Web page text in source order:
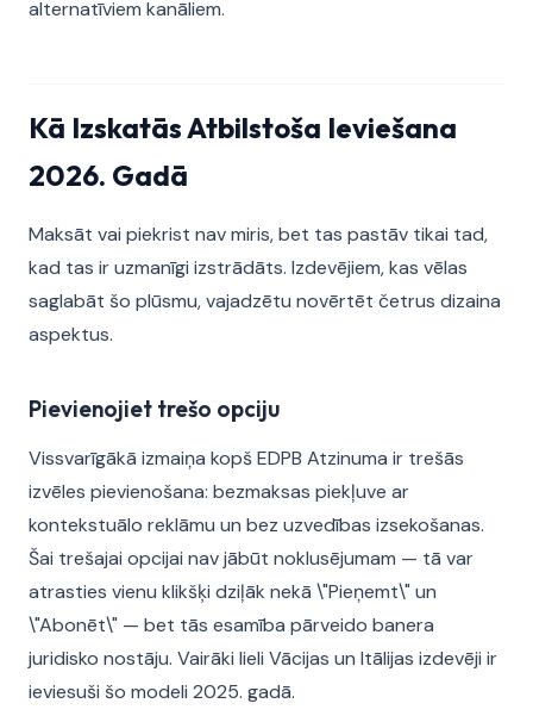
alternatīviem kanāliem.
Kā Izskatās Atbilstoša Ieviešana
2026. Gadā
Maksāt vai piekrist nav miris, bet tas pastāv tikai tad,
kad tas ir uzmanīgi izstrādāts. Izdevējiem, kas vēlas
saglabāt šo plūsmu, vajadzētu novērtēt četrus dizaina
aspektus.
Pievienojiet trešo opciju
Vissvarīgākā izmaiņa kopš EDPB Atzinuma ir trešās
izvēles pievienošana: bezmaksas piekļuve ar
kontekstuālo reklāmu un bez uzvedības izsekošanas.
Šai trešajai opcijai nav jābūt noklusējumam — tā var
atrasties vienu klikšķi dziļāk nekā \"Pieņemt\" un
\"Abonēt\" — bet tās esamība pārveido banera
juridisko nostāju. Vairāki lieli Vācijas un Itālijas izdevēji ir
ieviesuši šo modeli 2025. gadā.